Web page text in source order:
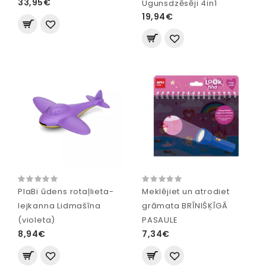
33,95€ Ugunsdzēsēji 4in1
19,94€
PlaBi ūdens rotaļlieta-
lejkanna Lidmašīna
(violeta)
8,94€
Meklējiet un atrodiet
grāmata BRĪNIŠĶĪGĀ
PASAULE
7,34€